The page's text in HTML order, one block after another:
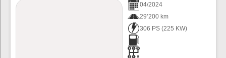
04/2024
29’200 km
306 PS (225 KW)